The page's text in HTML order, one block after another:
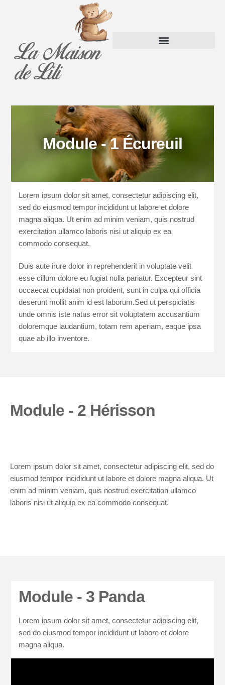
La Maison
de Lili
Module - 1 Écureuil
Lorem ipsum dolor sit amet, consectetur adipiscing elit,
sed do eiusmod tempor incididunt ut labore et dolore
magna aliqua. Ut enim ad minim veniam, quis nostrud
exercitation ullamco laboris nisi ut aliquip ex ea
commodo consequat.
Duis aute irure dolor in reprehenderit in voluptate velit
esse cillum dolore eu fugiat nulla pariatur. Excepteur sint
occaecat cupidatat non proident, sunt in culpa qui officia
deserunt mollit anim id est laborum.Sed ut perspiciatis
unde omnis iste natus error sit voluptatem accusantium
doloremque laudantium, totam rem aperiam, eaque ipsa
quae ab illo inventore.
Module - 2 Hérisson
Lorem ipsum dolor sit amet, consectetur adipiscing elit, sed do
eiusmod tempor incididunt ut labore et dolore magna aliqua. Ut
enim ad minim veniam, quis nostrud exercitation ullamco
laboris nisi ut aliquip ex ea commodo consequat.
Module - 3 Panda
Lorem ipsum dolor sit amet, consectetur adipiscing elit,
sed do eiusmod tempor incididunt ut labore et dolore
magna aliqua.